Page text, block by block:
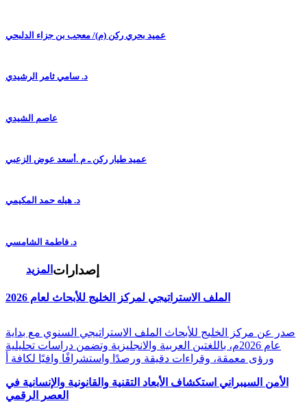
عميد بحري ركن (م)/ معجب بن جزاء الدلبحي
د. سامي ثامر الرشيدي
عاصم الشيدي
عميد طيار ركن ـ م .أسعد عوض الزعبي
د. هيله حمد المكيمي
د. فاطمة الشامسي
المزيد إصدارات
الملف الاستراتيجي لمركز الخليج للأبحاث لعام 2026
صدر عن مركز الخليج للأبحاث الملف الاستراتيجي السنوي مع بداية
عام 2026م، باللغتين العربية والانجليزية وتضمن دراسات تحليلية
ورؤى معمقة، وقراءات دقيقة ورصدًا واستشرافًا وافيًا لكافة أ
الأمن السيبراني استكشاف الأبعاد التقنية والقانونية والإنسانية في
العصر الرقمي